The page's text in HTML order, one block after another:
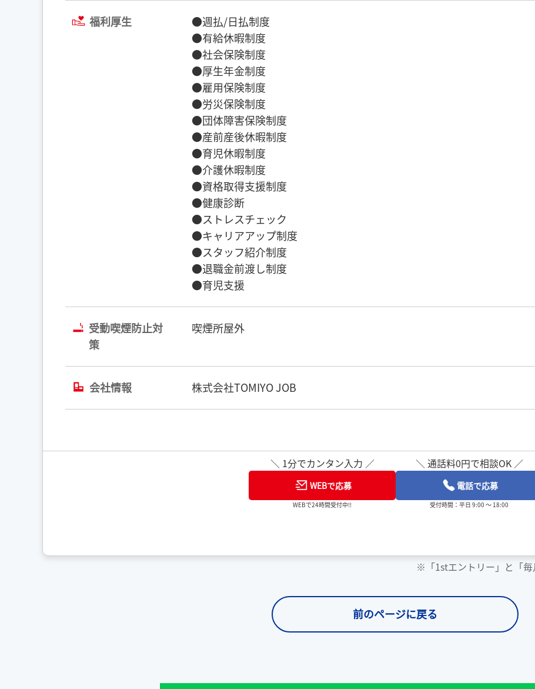
福利厚生
●週払/日払制度
●有給休暇制度
●社会保険制度
●厚生年金制度
●雇用保険制度
●労災保険制度
●団体障害保険制度
●産前産後休暇制度
●育児休暇制度
●介護休暇制度
●資格取得支援制度
●健康診断
●ストレスチェック
●キャリアアップ制度
●スタッフ紹介制度
●退職金前渡し制度
●育児支援
受動喫煙防止対
策
喫煙所屋外
会社情報 株式会社TOMIYO JOB
＼ 1分でカンタン入力 ／
WEBで応募
WEBで24時間受付中!!
＼ 通話料0円で相談OK ／
電話で応募
受付時間：平日 9:00 ～ 18:00
※「1stエントリー」と「毎
前のページに戻る